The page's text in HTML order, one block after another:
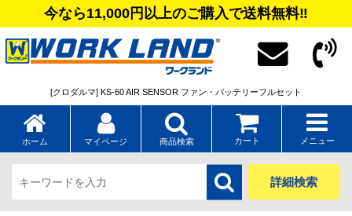
今なら11,000円以上のご購入で送料無料‼
[クロダルマ] KS-60 AIR SENSOR ファン・バッテリーフルセット
ホーム マイページ 商品検索 カート メニュー
詳細検索